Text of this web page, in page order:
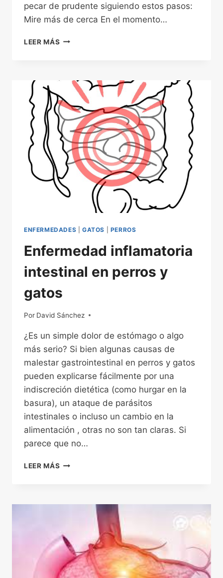
pecar de prudente siguiendo estos pasos:
Mire más de cerca En el momento…
LEER MÁS ¡HORROR!
UN
BULTO!
GUÍA
PARA
ACTUAR
CORRECTAMENTE
ENFERMEDADES GATOS PERROS
Enfermedad inflamatoria
intestinal en perros y
gatos
Por David Sánchez
04/12/2022
¿Es un simple dolor de estómago o algo
más serio? Si bien algunas causas de
malestar gastrointestinal en perros y gatos
pueden explicarse fácilmente por una
indiscreción dietética (como hurgar en la
basura), un ataque de parásitos
intestinales o incluso un cambio en la
alimentación , otras no son tan claras. Si
parece que no…
LEER MÁS ENFERMEDAD
PERROS